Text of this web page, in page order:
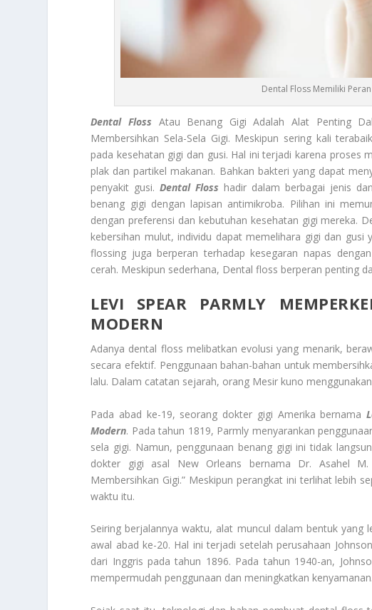
Dental Floss Memiliki
Dental Floss Atau Benang Gigi Adalah Alat Penting
Membersihkan Sela-Sela Gigi. Meskipun sering kali
pada kesehatan gigi dan gusi. Hal ini terjadi karena proses
plak dan partikel makanan. Bahkan bakteri yang dapat
penyakit gusi.Dental Floss hadir dalam berbagai jenis
benang gigi dengan lapisan antimikroba. Pilihan ini
dengan preferensi dan kebutuhan kesehatan gigi mereka.
kebersihan mulut, individu dapat memelihara gigi dan
flossing juga berperan terhadap kesegaran napas
cerah. Meskipun sederhana, Dental floss berperan penting
LEVI SPEAR PARMLY
MODERN
Adanya dental floss melibatkan evolusi yang menarik,
secara efektif. Penggunaan bahan-bahan untuk
lalu. Dalam catatan sejarah, orang Mesir kuno
Pada abad ke-19, seorang dokter gigi Amerika bernama
Modern. Pada tahun 1819, Parmly menyarankan
sela gigi. Namun, penggunaan benang gigi ini tidak
dokter gigi asal New Orleans bernama Dr. Asahel
Membersihkan Gigi.” Meskipun perangkat ini terlihat lebih
waktu itu.
Seiring berjalannya waktu, alat muncul dalam bentuk
awal abad ke-20. Hal ini terjadi setelah perusahaan
dari Inggris pada tahun 1896. Pada tahun 1940-an,
mempermudah penggunaan dan meningkatkan kenyamanan.